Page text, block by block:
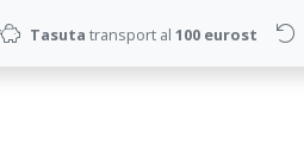
Tasuta transport al 100 eurost